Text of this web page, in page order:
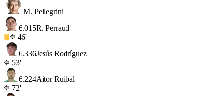
M. Pellegrini
6.015R. Perraud
46'
6.336Jesús Rodríguez
53'
6.224Aitor Ruibal
72'